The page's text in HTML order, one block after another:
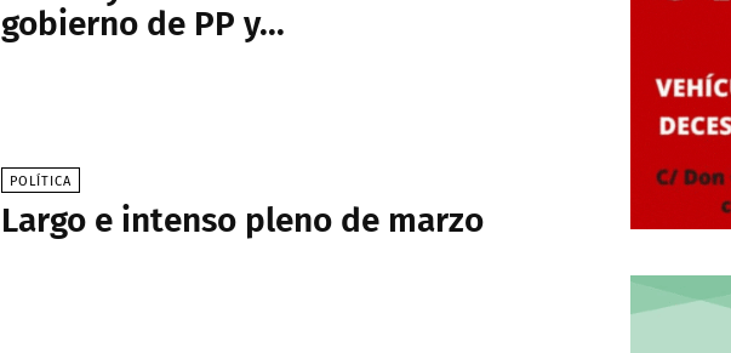
gobierno de PP y...
POLÍTICA
Largo e intenso pleno de marzo